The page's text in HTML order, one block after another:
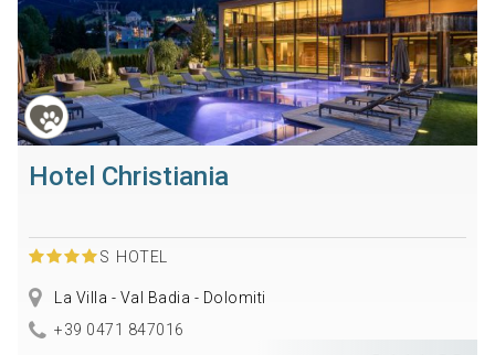
Hotel Christiania
S HOTEL
La Villa - Val Badia - Dolomiti
+39 0471 847016